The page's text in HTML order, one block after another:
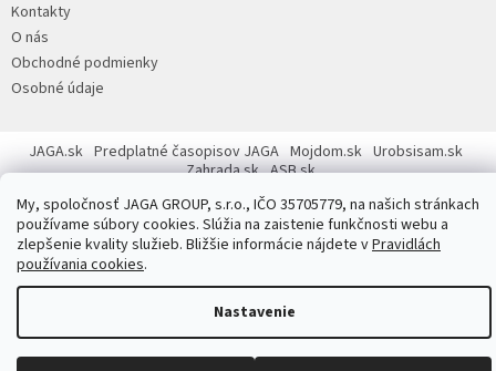
My, spoločnosť JAGA GROUP, s.r.o., IČO 35705779, na našich stránkach
používame súbory cookies. Slúžia na zaistenie funkčnosti webu a
zlepšenie kvality služieb. Bližšie informácie nájdete vPravidlách
používania cookies.
Nastavenie
e
Kontakty
O nás
Obchodné podmienky
Osobné údaje
JAGA.sk Predplatné časopisov JAGA Mojdom.sk Urobsisam.sk
Zahrada.sk ASB.sk
JAGASTORE.sk . Všetky práva vyhradené.
nastavenie cookies